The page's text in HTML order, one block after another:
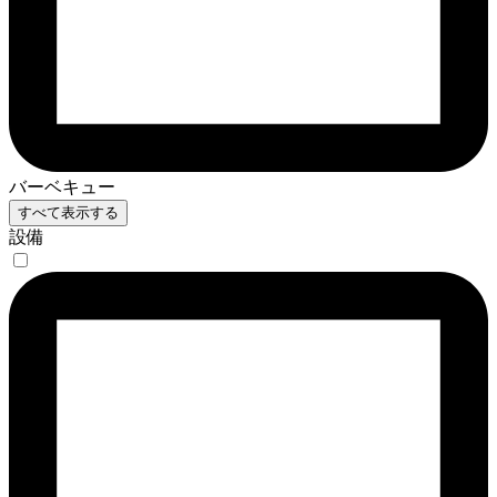
バーベキュー
すべて表示する
設備